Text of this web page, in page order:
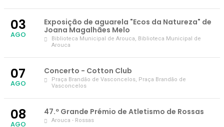
03
AGO
Exposição de aguarela "Ecos da Natureza" de
Joana Magalhães Melo
Biblioteca Municipal de Arouca, Biblioteca Municipal de
Arouca
07
AGO
Concerto - Cotton Club
Praça Brandão de Vasconcelos, Praça Brandão de
Vasconcelos
08
AGO
47.º Grande Prémio de Atletismo de Rossas
Arouca - Rossas